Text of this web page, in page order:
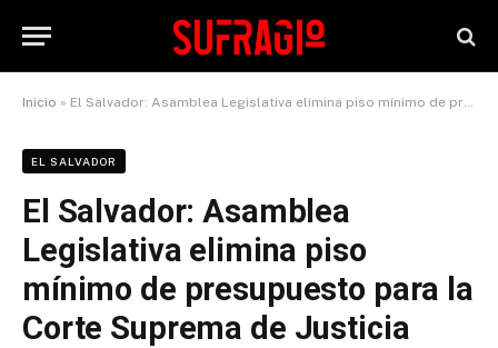
Inicio » El Salvador: Asamblea Legislativa elimina piso mínimo de presupuesto para la Corte Suprema de Justicia
EL SALVADOR
El Salvador: Asamblea
Legislativa elimina piso
mínimo de presupuesto para la
Corte Suprema de Justicia